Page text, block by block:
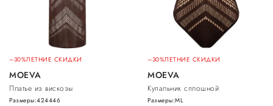
–30%ЛЕТНИЕ СКИДКИ
MOEVA
Платье из вискозы
Размеры:424446
–30%ЛЕТНИЕ СКИДКИ
MOEVA
Купальник сплошной
Размеры:ML